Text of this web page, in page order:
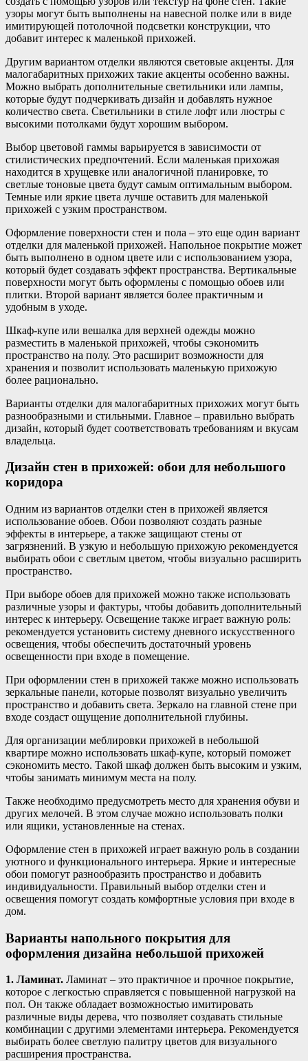
узоры могут быть выполнены на навесной полке или в виде
имитирующей потолочной подсветки конструкции, что
добавит интерес к маленькой прихожей.
Другим вариантом отделки являются световые акценты. Для
малогабаритных прихожих такие акценты особенно важны.
Можно выбрать дополнительные светильники или лампы,
которые будут подчеркивать дизайн и добавлять нужное
количество света. Светильники в стиле лофт или люстры с
высокими потолками будут хорошим выбором.
Выбор цветовой гаммы варьируется в зависимости от
стилистических предпочтений. Если маленькая прихожая
находится в хрущевке или аналогичной планировке, то
светлые тоновые цвета будут самым оптимальным выбором.
Темные или яркие цвета лучше оставить для маленькой
прихожей с узким пространством.
Оформление поверхности стен и пола – это еще один вариант
отделки для маленькой прихожей. Напольное покрытие может
быть выполнено в одном цвете или с использованием узора,
который будет создавать эффект пространства. Вертикальные
поверхности могут быть оформлены с помощью обоев или
плитки. Второй вариант является более практичным и
удобным в уходе.
Шкаф-купе или вешалка для верхней одежды можно
разместить в маленькой прихожей, чтобы сэкономить
пространство на полу. Это расширит возможности для
хранения и позволит использовать маленькую прихожую
более рационально.
Варианты отделки для малогабаритных прихожих могут быть
разнообразными и стильными. Главное – правильно выбрать
дизайн, который будет соответствовать требованиям и вкусам
владельца.
Дизайн стен в прихожей: обои для небольшого
коридора
Одним из вариантов отделки стен в прихожей является
использование обоев. Обои позволяют создать разные
эффекты в интерьере, а также защищают стены от
загрязнений. В узкую и небольшую прихожую рекомендуется
выбирать обои с светлым цветом, чтобы визуально расширить
пространство.
При выборе обоев для прихожей можно также использовать
различные узоры и фактуры, чтобы добавить дополнительный
интерес к интерьеру. Освещение также играет важную роль:
рекомендуется установить систему дневного искусственного
освещения, чтобы обеспечить достаточный уровень
освещенности при входе в помещение.
При оформлении стен в прихожей также можно использовать
зеркальные панели, которые позволят визуально увеличить
пространство и добавить света. Зеркало на главной стене при
входе создаст ощущение дополнительной глубины.
Для организации меблировки прихожей в небольшой
квартире можно использовать шкаф-купе, который поможет
сэкономить место. Такой шкаф должен быть высоким и узким,
чтобы занимать минимум места на полу.
Также необходимо предусмотреть место для хранения обуви и
других мелочей. В этом случае можно использовать полки
или ящики, установленные на стенах.
Оформление стен в прихожей играет важную роль в создании
уютного и функционального интерьера. Яркие и интересные
обои помогут разнообразить пространство и добавить
индивидуальности. Правильный выбор отделки стен и
освещения помогут создать комфортные условия при входе в
дом.
Варианты напольного покрытия для
оформления дизайна небольшой прихожей
1. Ламинат. Ламинат – это практичное и прочное покрытие,
которое с легкостью справляется с повышенной нагрузкой на
пол. Он также обладает возможностью имитировать
различные виды дерева, что позволяет создавать стильные
комбинации с другими элементами интерьера. Рекомендуется
выбирать более светлую палитру цветов для визуального
расширения пространства.